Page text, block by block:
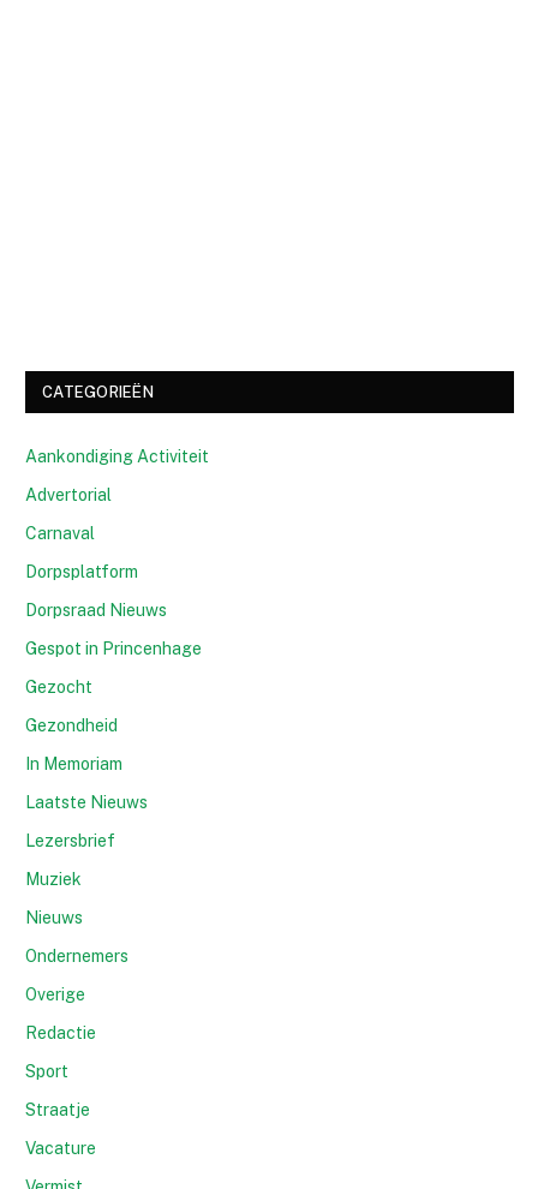
CATEGORIEËN
Aankondiging Activiteit
Advertorial
Carnaval
Dorpsplatform
Dorpsraad Nieuws
Gespot in Princenhage
Gezocht
Gezondheid
In Memoriam
Laatste Nieuws
Lezersbrief
Muziek
Nieuws
Ondernemers
Overige
Redactie
Sport
Straatje
Vacature